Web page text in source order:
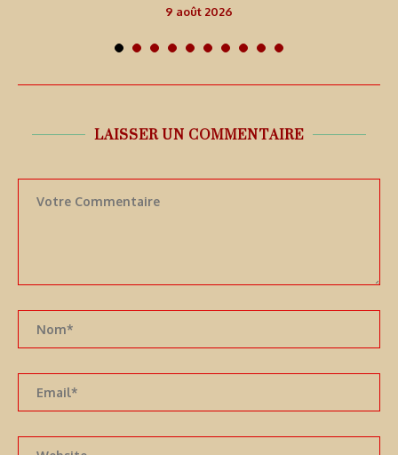
9 août 2026
LAISSER UN COMMENTAIRE